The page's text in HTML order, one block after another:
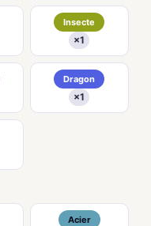
Insecte
×1
Dragon
×1
Acier